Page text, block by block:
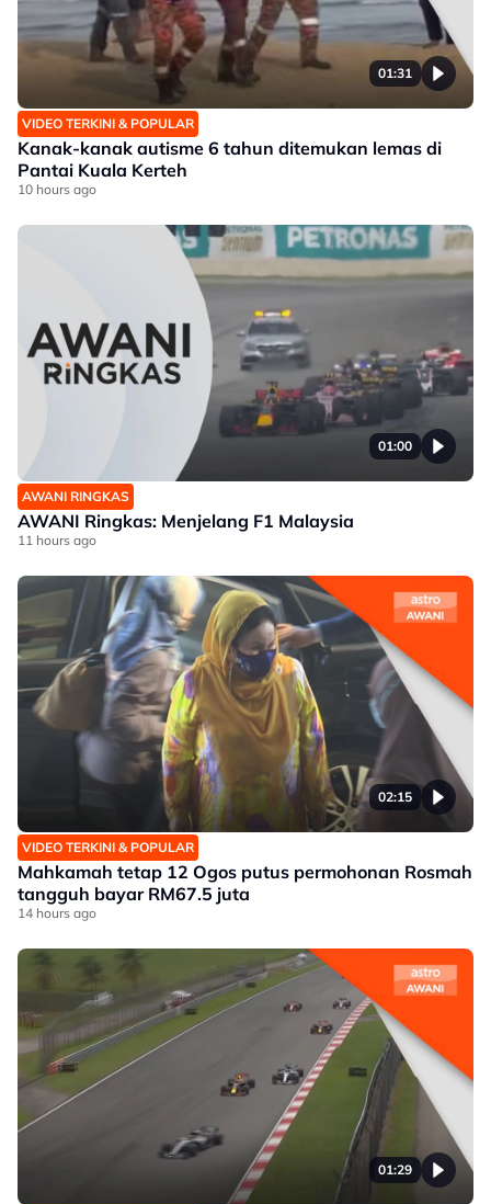
01:31
VIDEO TERKINI & POPULAR
Kanak-kanak autisme 6 tahun ditemukan lemas di
Pantai Kuala Kerteh
10 hours ago
01:00
AWANI RINGKAS
AWANI Ringkas: Menjelang F1 Malaysia
11 hours ago
02:15
VIDEO TERKINI & POPULAR
Mahkamah tetap 12 Ogos putus permohonan Rosmah
tangguh bayar RM67.5 juta
14 hours ago
01:29